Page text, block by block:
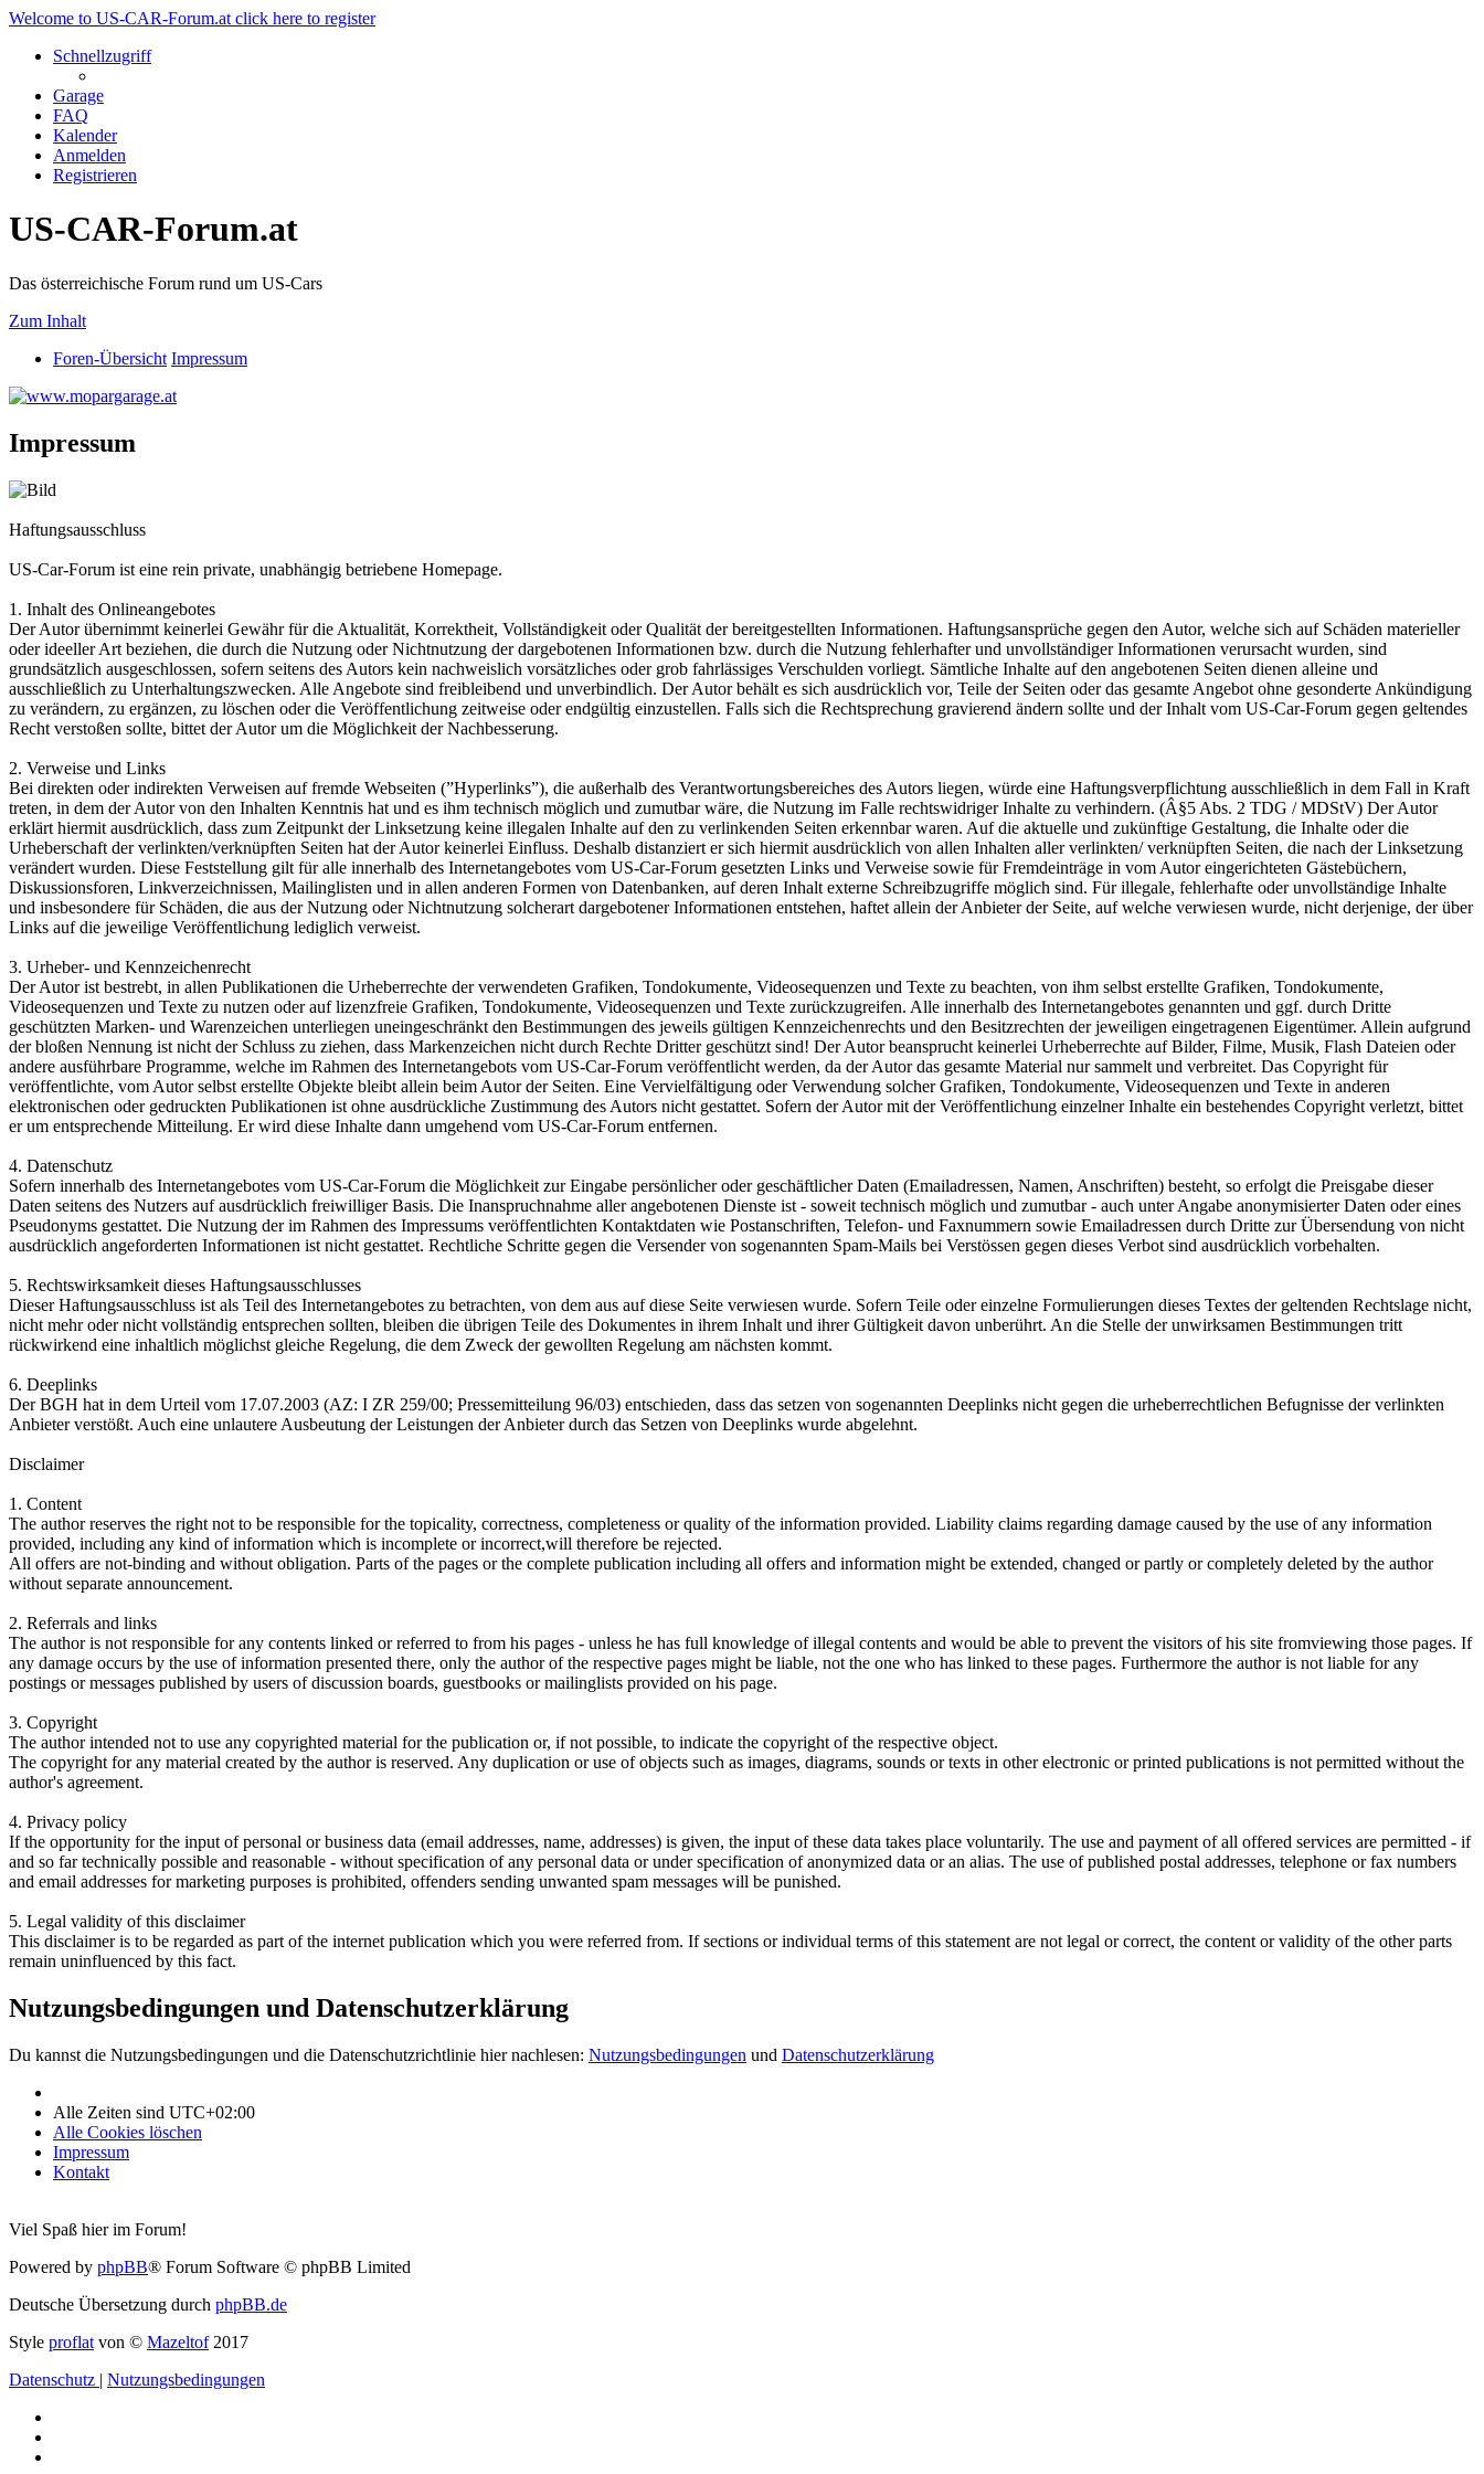
Welcome to US-CAR-Forum.at click here to register
Schnellzugriff
Garage
FAQ
Kalender
Anmelden
Registrieren
US-CAR-Forum.at
Das österreichische Forum rund um US-Cars
Zum Inhalt
Foren-Übersicht Impressum
Impressum
Haftungsausschluss
US-Car-Forum ist eine rein private, unabhängig betriebene Homepage.
1. Inhalt des Onlineangebotes
Der Autor übernimmt keinerlei Gewähr für die Aktualität, Korrektheit, Vollständigkeit oder Qualität der bereitgestellten Informationen. Haftungsansprüche gegen den Autor, welche sich auf Schäden materieller
oder ideeller Art beziehen, die durch die Nutzung oder Nichtnutzung der dargebotenen Informationen bzw. durch die Nutzung fehlerhafter und unvollständiger Informationen verursacht wurden, sind
grundsätzlich ausgeschlossen, sofern seitens des Autors kein nachweislich vorsätzliches oder grob fahrlässiges Verschulden vorliegt. Sämtliche Inhalte auf den angebotenen Seiten dienen alleine und
ausschließlich zu Unterhaltungszwecken. Alle Angebote sind freibleibend und unverbindlich. Der Autor behält es sich ausdrücklich vor, Teile der Seiten oder das gesamte Angebot ohne gesonderte Ankündigung
zu verändern, zu ergänzen, zu löschen oder die Veröffentlichung zeitweise oder endgültig einzustellen. Falls sich die Rechtsprechung gravierend ändern sollte und der Inhalt vom US-Car-Forum gegen geltendes
Recht verstoßen sollte, bittet der Autor um die Möglichkeit der Nachbesserung.
2. Verweise und Links
Bei direkten oder indirekten Verweisen auf fremde Webseiten (”Hyperlinks”), die außerhalb des Verantwortungsbereiches des Autors liegen, würde eine Haftungsverpflichtung ausschließlich in dem Fall in Kraft
treten, in dem der Autor von den Inhalten Kenntnis hat und es ihm technisch möglich und zumutbar wäre, die Nutzung im Falle rechtswidriger Inhalte zu verhindern. (Â§5 Abs. 2 TDG / MDStV) Der Autor
erklärt hiermit ausdrücklich, dass zum Zeitpunkt der Linksetzung keine illegalen Inhalte auf den zu verlinkenden Seiten erkennbar waren. Auf die aktuelle und zukünftige Gestaltung, die Inhalte oder die
Urheberschaft der verlinkten/verknüpften Seiten hat der Autor keinerlei Einfluss. Deshalb distanziert er sich hiermit ausdrücklich von allen Inhalten aller verlinkten/ verknüpften Seiten, die nach der Linksetzung
verändert wurden. Diese Feststellung gilt für alle innerhalb des Internetangebotes vom US-Car-Forum gesetzten Links und Verweise sowie für Fremdeinträge in vom Autor eingerichteten Gästebüchern,
Diskussionsforen, Linkverzeichnissen, Mailinglisten und in allen anderen Formen von Datenbanken, auf deren Inhalt externe Schreibzugriffe möglich sind. Für illegale, fehlerhafte oder unvollständige Inhalte
und insbesondere für Schäden, die aus der Nutzung oder Nichtnutzung solcherart dargebotener Informationen entstehen, haftet allein der Anbieter der Seite, auf welche verwiesen wurde, nicht derjenige, der über
Links auf die jeweilige Veröffentlichung lediglich verweist.
3. Urheber- und Kennzeichenrecht
Der Autor ist bestrebt, in allen Publikationen die Urheberrechte der verwendeten Grafiken, Tondokumente, Videosequenzen und Texte zu beachten, von ihm selbst erstellte Grafiken, Tondokumente,
Videosequenzen und Texte zu nutzen oder auf lizenzfreie Grafiken, Tondokumente, Videosequenzen und Texte zurückzugreifen. Alle innerhalb des Internetangebotes genannten und ggf. durch Dritte
geschützten Marken- und Warenzeichen unterliegen uneingeschränkt den Bestimmungen des jeweils gültigen Kennzeichenrechts und den Besitzrechten der jeweiligen eingetragenen Eigentümer. Allein aufgrund
der bloßen Nennung ist nicht der Schluss zu ziehen, dass Markenzeichen nicht durch Rechte Dritter geschützt sind! Der Autor beansprucht keinerlei Urheberrechte auf Bilder, Filme, Musik, Flash Dateien oder
andere ausführbare Programme, welche im Rahmen des Internetangebots vom US-Car-Forum veröffentlicht werden, da der Autor das gesamte Material nur sammelt und verbreitet. Das Copyright für
veröffentlichte, vom Autor selbst erstellte Objekte bleibt allein beim Autor der Seiten. Eine Vervielfältigung oder Verwendung solcher Grafiken, Tondokumente, Videosequenzen und Texte in anderen
elektronischen oder gedruckten Publikationen ist ohne ausdrückliche Zustimmung des Autors nicht gestattet. Sofern der Autor mit der Veröffentlichung einzelner Inhalte ein bestehendes Copyright verletzt, bittet
er um entsprechende Mitteilung. Er wird diese Inhalte dann umgehend vom US-Car-Forum entfernen.
4. Datenschutz
Sofern innerhalb des Internetangebotes vom US-Car-Forum die Möglichkeit zur Eingabe persönlicher oder geschäftlicher Daten (Emailadressen, Namen, Anschriften) besteht, so erfolgt die Preisgabe dieser
Daten seitens des Nutzers auf ausdrücklich freiwilliger Basis. Die Inanspruchnahme aller angebotenen Dienste ist - soweit technisch möglich und zumutbar - auch unter Angabe anonymisierter Daten oder eines
Pseudonyms gestattet. Die Nutzung der im Rahmen des Impressums veröffentlichten Kontaktdaten wie Postanschriften, Telefon- und Faxnummern sowie Emailadressen durch Dritte zur Übersendung von nicht
ausdrücklich angeforderten Informationen ist nicht gestattet. Rechtliche Schritte gegen die Versender von sogenannten Spam-Mails bei Verstössen gegen dieses Verbot sind ausdrücklich vorbehalten.
5. Rechtswirksamkeit dieses Haftungsausschlusses
Dieser Haftungsausschluss ist als Teil des Internetangebotes zu betrachten, von dem aus auf diese Seite verwiesen wurde. Sofern Teile oder einzelne Formulierungen dieses Textes der geltenden Rechtslage nicht,
nicht mehr oder nicht vollständig entsprechen sollten, bleiben die übrigen Teile des Dokumentes in ihrem Inhalt und ihrer Gültigkeit davon unberührt. An die Stelle der unwirksamen Bestimmungen tritt
rückwirkend eine inhaltlich möglichst gleiche Regelung, die dem Zweck der gewollten Regelung am nächsten kommt.
6. Deeplinks
Der BGH hat in dem Urteil vom 17.07.2003 (AZ: I ZR 259/00; Pressemitteilung 96/03) entschieden, dass das setzen von sogenannten Deeplinks nicht gegen die urheberrechtlichen Befugnisse der verlinkten
Anbieter verstößt. Auch eine unlautere Ausbeutung der Leistungen der Anbieter durch das Setzen von Deeplinks wurde abgelehnt.
Disclaimer
1. Content
The author reserves the right not to be responsible for the topicality, correctness, completeness or quality of the information provided. Liability claims regarding damage caused by the use of any information
provided, including any kind of information which is incomplete or incorrect,will therefore be rejected.
All offers are not-binding and without obligation. Parts of the pages or the complete publication including all offers and information might be extended, changed or partly or completely deleted by the author
without separate announcement.
2. Referrals and links
The author is not responsible for any contents linked or referred to from his pages - unless he has full knowledge of illegal contents and would be able to prevent the visitors of his site fromviewing those pages. If
any damage occurs by the use of information presented there, only the author of the respective pages might be liable, not the one who has linked to these pages. Furthermore the author is not liable for any
postings or messages published by users of discussion boards, guestbooks or mailinglists provided on his page.
3. Copyright
The author intended not to use any copyrighted material for the publication or, if not possible, to indicate the copyright of the respective object.
The copyright for any material created by the author is reserved. Any duplication or use of objects such as images, diagrams, sounds or texts in other electronic or printed publications is not permitted without the
author's agreement.
4. Privacy policy
If the opportunity for the input of personal or business data (email addresses, name, addresses) is given, the input of these data takes place voluntarily. The use and payment of all offered services are permitted - if
and so far technically possible and reasonable - without specification of any personal data or under specification of anonymized data or an alias. The use of published postal addresses, telephone or fax numbers
and email addresses for marketing purposes is prohibited, offenders sending unwanted spam messages will be punished.
5. Legal validity of this disclaimer
This disclaimer is to be regarded as part of the internet publication which you were referred from. If sections or individual terms of this statement are not legal or correct, the content or validity of the other parts
remain uninfluenced by this fact.
Nutzungsbedingungen und Datenschutzerklärung
Du kannst die Nutzungsbedingungen und die Datenschutzrichtlinie hier nachlesen: Nutzungsbedingungen und Datenschutzerklärung
Alle Zeiten sind UTC+02:00
Alle Cookies löschen
Impressum
Kontakt
Viel Spaß hier im Forum!
Powered by phpBB® Forum Software © phpBB Limited
Deutsche Übersetzung durch phpBB.de
Style proflat von © Mazeltof2017
Datenschutz | Nutzungsbedingungen